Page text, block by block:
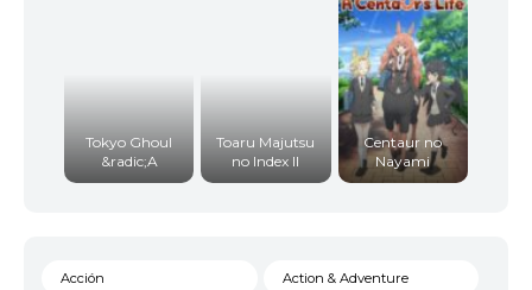
Tokyo Ghoul
&radic;A
Toaru Majutsu
no Index II
Centaur no
Nayami
Acción Action & Adventure